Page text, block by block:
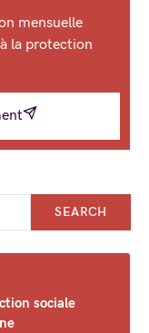
mensuelle
la protection
SEARCH
sociale